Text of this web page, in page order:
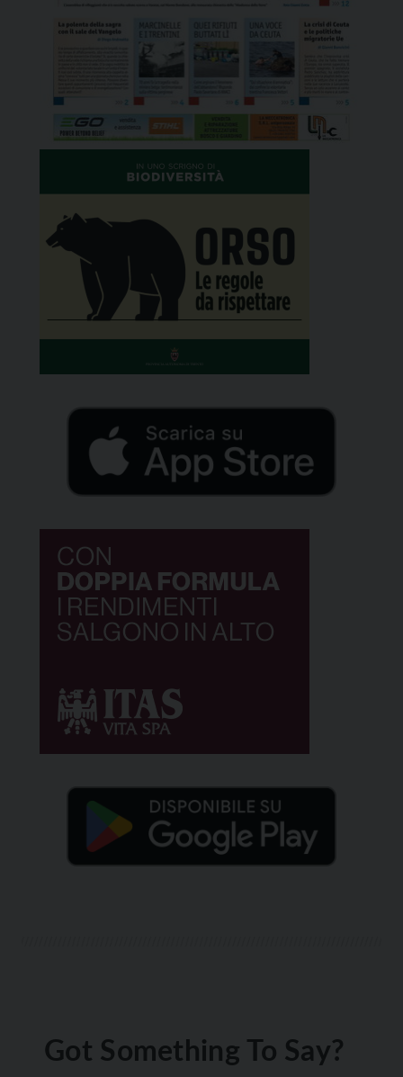
Got Something To Say?